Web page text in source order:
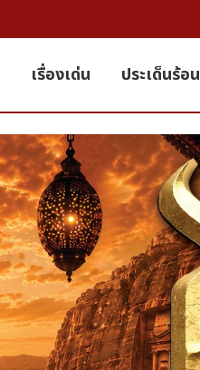
เรื่องเด่น ประเด็นร้อน